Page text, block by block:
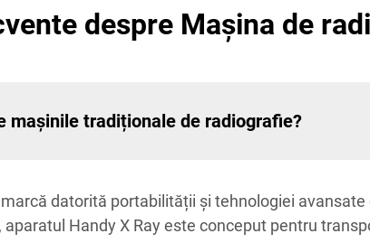
despre Mașina de
mașinile tradiționale de radiografie?
datorită portabilității și tehnologiei
Handy X Ray este conceput pentru